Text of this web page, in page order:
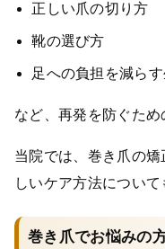
正しい爪の切り方
靴の選び方
足への負担を減ら
など、再発を防ぐため
当院では、巻き爪の
しいケア方法について
巻き爪でお悩みの